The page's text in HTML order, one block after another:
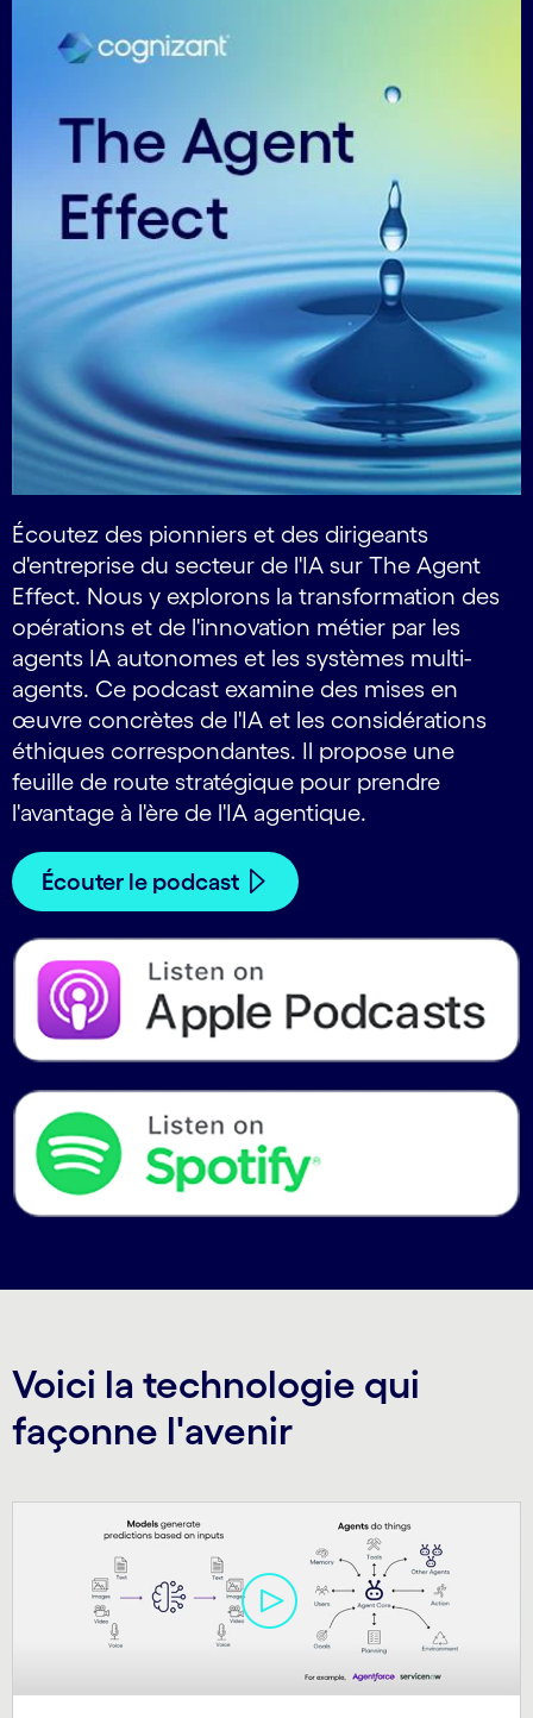
Écoutez des pionniers et des dirigeants
d'entreprise du secteur de l'IA sur The Agent
Effect. Nous y explorons la transformation des
opérations et de l'innovation métier par les
agents IA autonomes et les systèmes multi-
agents. Ce podcast examine des mises en
œuvre concrètes de l'IA et les considérations
éthiques correspondantes. Il propose une
feuille de route stratégique pour prendre
l'avantage à l'ère de l'IA agentique.
Écouter le podcast
Voici la technologie qui
façonne l'avenir